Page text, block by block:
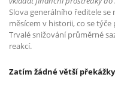
Slova generálního ředitele
měsícem v historii, co se
Trvalé snižování průměrné
reakcí.
Zatím žádné větší